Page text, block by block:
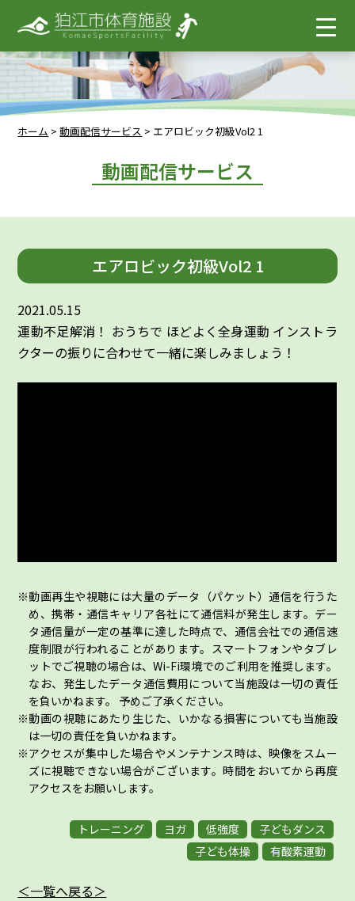
ホーム >動画配信サービス > エアロビック初級Vol2 1
動画配信サービス
エアロビック初級Vol2 1
2021.05.15
運動不足解消！ おうちで ほどよく全身運動 インストラ
クターの振りに合わせて一緒に楽しみましょう！
動画再生や視聴には大量のデータ（パケット）通信を行うた
め、携帯・通信キャリア各社にて通信料が発生します。デー
タ通信量が一定の基準に達した時点で、通信会社での通信速
度制限が行われることがあります。スマートフォンやタブレ
ットでご視聴の場合は、Wi-Fi環境でのご利用を推奨します。
なお、発生したデータ通信費用について当施設は一切の責任
を負いかねます。 予めご了承ください。
動画の視聴にあたり生じた、いかなる損害についても当施設
は一切の責任を負いかねます。
アクセスが集中した場合やメンテナンス時は、映像をスムー
ズに視聴できない場合がございます。時間をおいてから再度
アクセスをお願いします。
トレーニング ヨガ 低強度
子どもダンス
子ども体操
有酸素運動
＜一覧へ戻る＞